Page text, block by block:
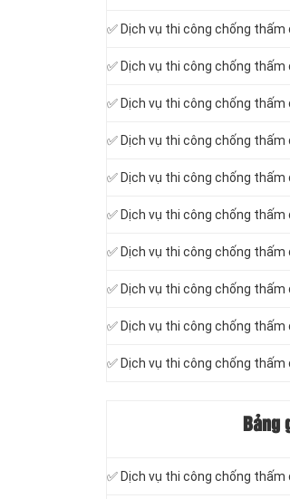
✅ Dịch vụ thi công chống
✅ Dịch vụ thi công chống
✅ Dịch vụ thi công chống
✅ Dịch vụ thi công chống thấm
✅ Dịch vụ thi công chống
✅ Dịch vụ thi công chống
✅ Dịch vụ thi công chống
✅ Dịch vụ thi công chống
✅ Dịch vụ thi công chống
✅ Dịch vụ thi công chống
Bảng
✅ Dịch vụ thi công chống thấm